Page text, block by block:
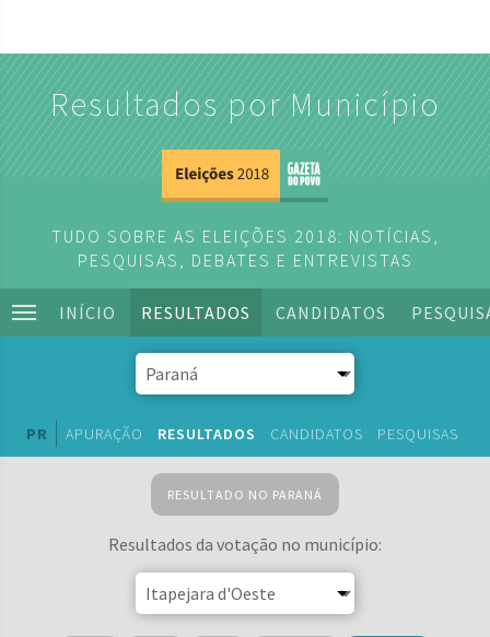
Resultados por Município
TUDO SOBRE AS ELEIÇÕES 2018: NOTÍCIAS,
PESQUISAS, DEBATES E ENTREVISTAS
INÍCIO RESULTADOS CANDIDATOS
PR APURAÇÃO RESULTADOS CANDIDATOS PESQUISAS
RESULTADO NO PARANÁ
Resultados da votação no município: